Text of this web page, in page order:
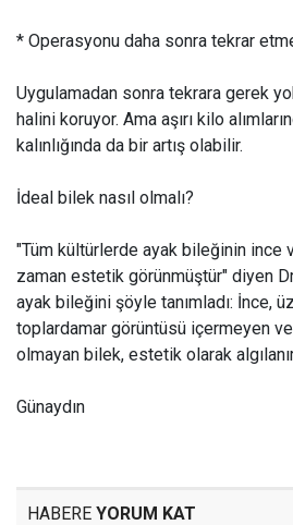
* Operasyonu daha sonra tekrar
Uygulamadan sonra tekrara gerek
halini koruyor. Ama aşırı kilo
kalınlığında da bir artış olabilir.
İdeal bilek nasıl olmalı?
"Tüm kültürlerde ayak bileğinin ince
zaman estetik görünmüştür" diyen
ayak bileğini şöyle tanımladı: İnce,
toplardamar görüntüsü içermeyen ve
olmayan bilek, estetik olarak
Günaydın
HABERE YORUM KAT